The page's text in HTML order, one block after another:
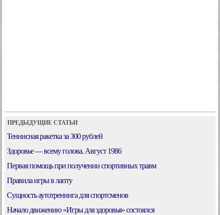
ПРЕДЫДУЩИЕ СТАТЬИ
Теннисная ракетка за 300 рублей
Здоровье — всему голова. Август 1986
Первая помощь при получении спортивных травм
Правила игры в лапту
Сущность аутотренинга для спортсменов
Начало движению «Игры для здоровья» состоялся